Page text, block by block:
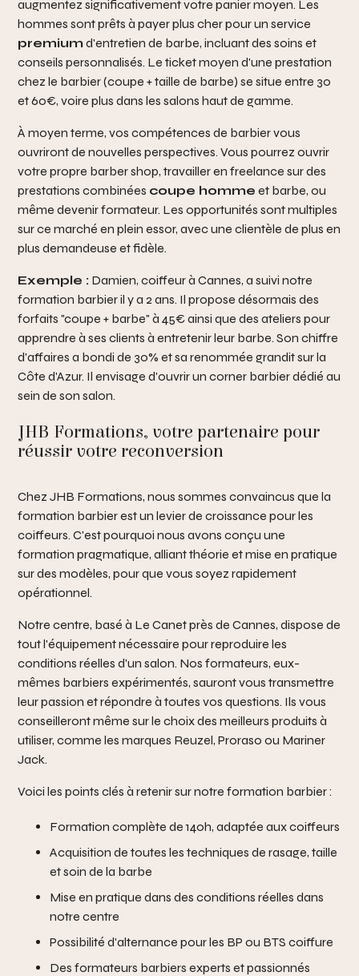
augmentez significativement votre panier moyen. Les
hommes sont prêts à payer plus cher pour un service
premiumd'entretien de barbe, incluant des soins et
conseils personnalisés. Le ticket moyen d'une prestation
chez le barbier (coupe + taille de barbe) se situe entre 30
et 60€, voire plus dans les salons haut de gamme.
À moyen terme, vos compétences de barbier vous
ouvriront de nouvelles perspectives. Vous pourrez ouvrir
votre propre barber shop, travailler en freelance sur des
prestations combinées coupe homme et barbe, ou
même devenir formateur. Les opportunités sont multiples
sur ce marché en plein essor, avec une clientèle de plus en
plus demandeuse et fidèle.
Exemple : Damien, coiffeur à Cannes, a suivi notre
formation barbier il y a 2 ans. Il propose désormais des
forfaits "coupe + barbe" à 45€ ainsi que des ateliers pour
apprendre à ses clients à entretenir leur barbe. Son chiffre
d'affaires a bondi de 30% et sa renommée grandit sur la
Côte d'Azur. Il envisage d'ouvrir un corner barbier dédié au
sein de son salon.
JHB Formations, votre partenaire pour
réussir votre reconversion
Chez JHB Formations, nous sommes convaincus que la
formation barbier est un levier de croissance pour les
coiffeurs. C'est pourquoi nous avons conçu une
formation pragmatique, alliant théorie et mise en pratique
sur des modèles, pour que vous soyez rapidement
opérationnel.
Notre centre, basé à Le Canet près de Cannes, dispose de
tout l'équipement nécessaire pour reproduire les
conditions réelles d'un salon. Nos formateurs, eux-
mêmes barbiers expérimentés, sauront vous transmettre
leur passion et répondre à toutes vos questions. Ils vous
conseilleront même sur le choix des meilleurs produits à
utiliser, comme les marques Reuzel, Proraso ou Mariner
Jack.
Voici les points clés à retenir sur notre formation barbier :
Formation complète de 140h, adaptée aux coiffeurs
Acquisition de toutes les techniques de rasage, taille
et soin de la barbe
Mise en pratique dans des conditions réelles dans
notre centre
Possibilité d'alternance pour les BP ou BTS coiffure
Des formateurs barbiers experts et passionnés